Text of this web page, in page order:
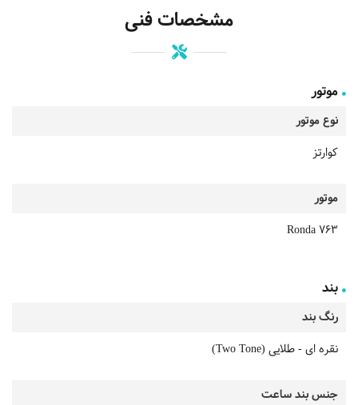
مشخصات فنی
موتور
نوع موتور
کوارتز
موتور
Ronda 763
بند
رنگ بند
نقره ای - طلایی (Two Tone)
جنس بند ساعت